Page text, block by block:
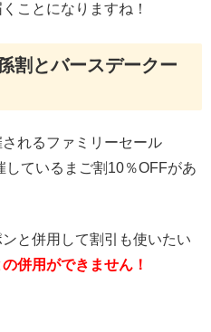
ことになりますね！
割とバースデークー
れるファミリーセール
ているまご割10％OFFがあ
と併用して割引も使いたい
併用ができません！